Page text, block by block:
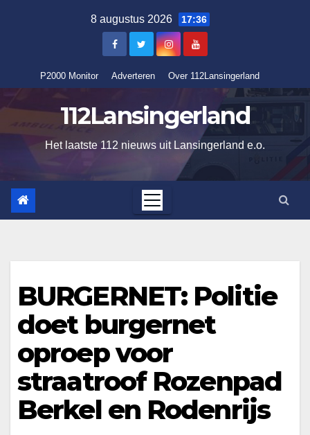
8 augustus 2026 17:36
P2000 Monitor Adverteren Over 112Lansingerland
112Lansingerland
Het laatste 112 nieuws uit Lansingerland e.o.
BURGERNET: Politie
doet burgernet
oproep voor
straatroof Rozenpad
Berkel en Rodenrijs